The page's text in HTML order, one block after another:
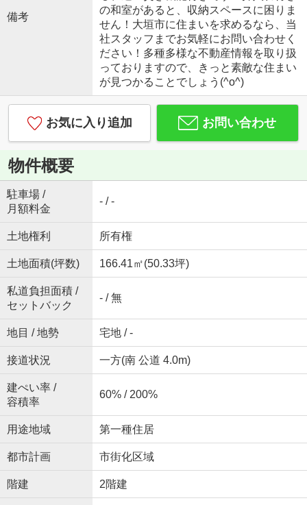
備考
の和室があると、収納スペースに困りま
せん！大垣市に住まいを求めるなら、当
社スタッフまでお気軽にお問い合わせく
ださい！多種多様な不動産情報を取り扱
っておりますので、きっと素敵な住まい
が見つかることでしょう(^o^)
お気に入り追加 お問い合わせ
物件概要
駐車場 /
月額料金
- / -
土地権利 所有権
土地面積(坪数) 166.41㎡(50.33坪)
私道負担面積 /
セットバック
- / 無
地目 / 地勢 宅地 / -
接道状況 一方(南 公道 4.0m)
建ぺい率 /
容積率
60% / 200%
用途地域 第一種住居
都市計画 市街化区域
階建 2階建